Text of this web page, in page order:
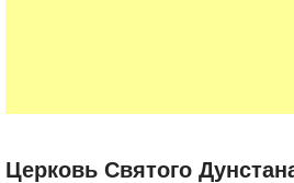
Церковь Святого